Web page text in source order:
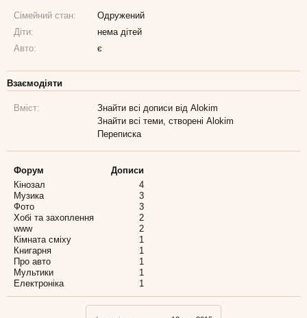
Сімейний стан:
Одружений
Діти:
нема дітей
Авто:
є
Взаємодіяти
Вміст:
Знайти всі дописи від Alokim
Знайти всі теми, створені Alokim
Переписка
Форум
Дописи
Кінозал
4
Музика
3
Фото
3
Хобі та захоплення
2
www
2
Кімната сміху
1
Книгарня
1
Про авто
1
Мультики
1
Електроніка
1